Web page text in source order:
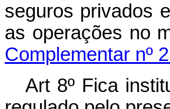
seguros privados
as operações
Complementar nº
Art 8º Fica